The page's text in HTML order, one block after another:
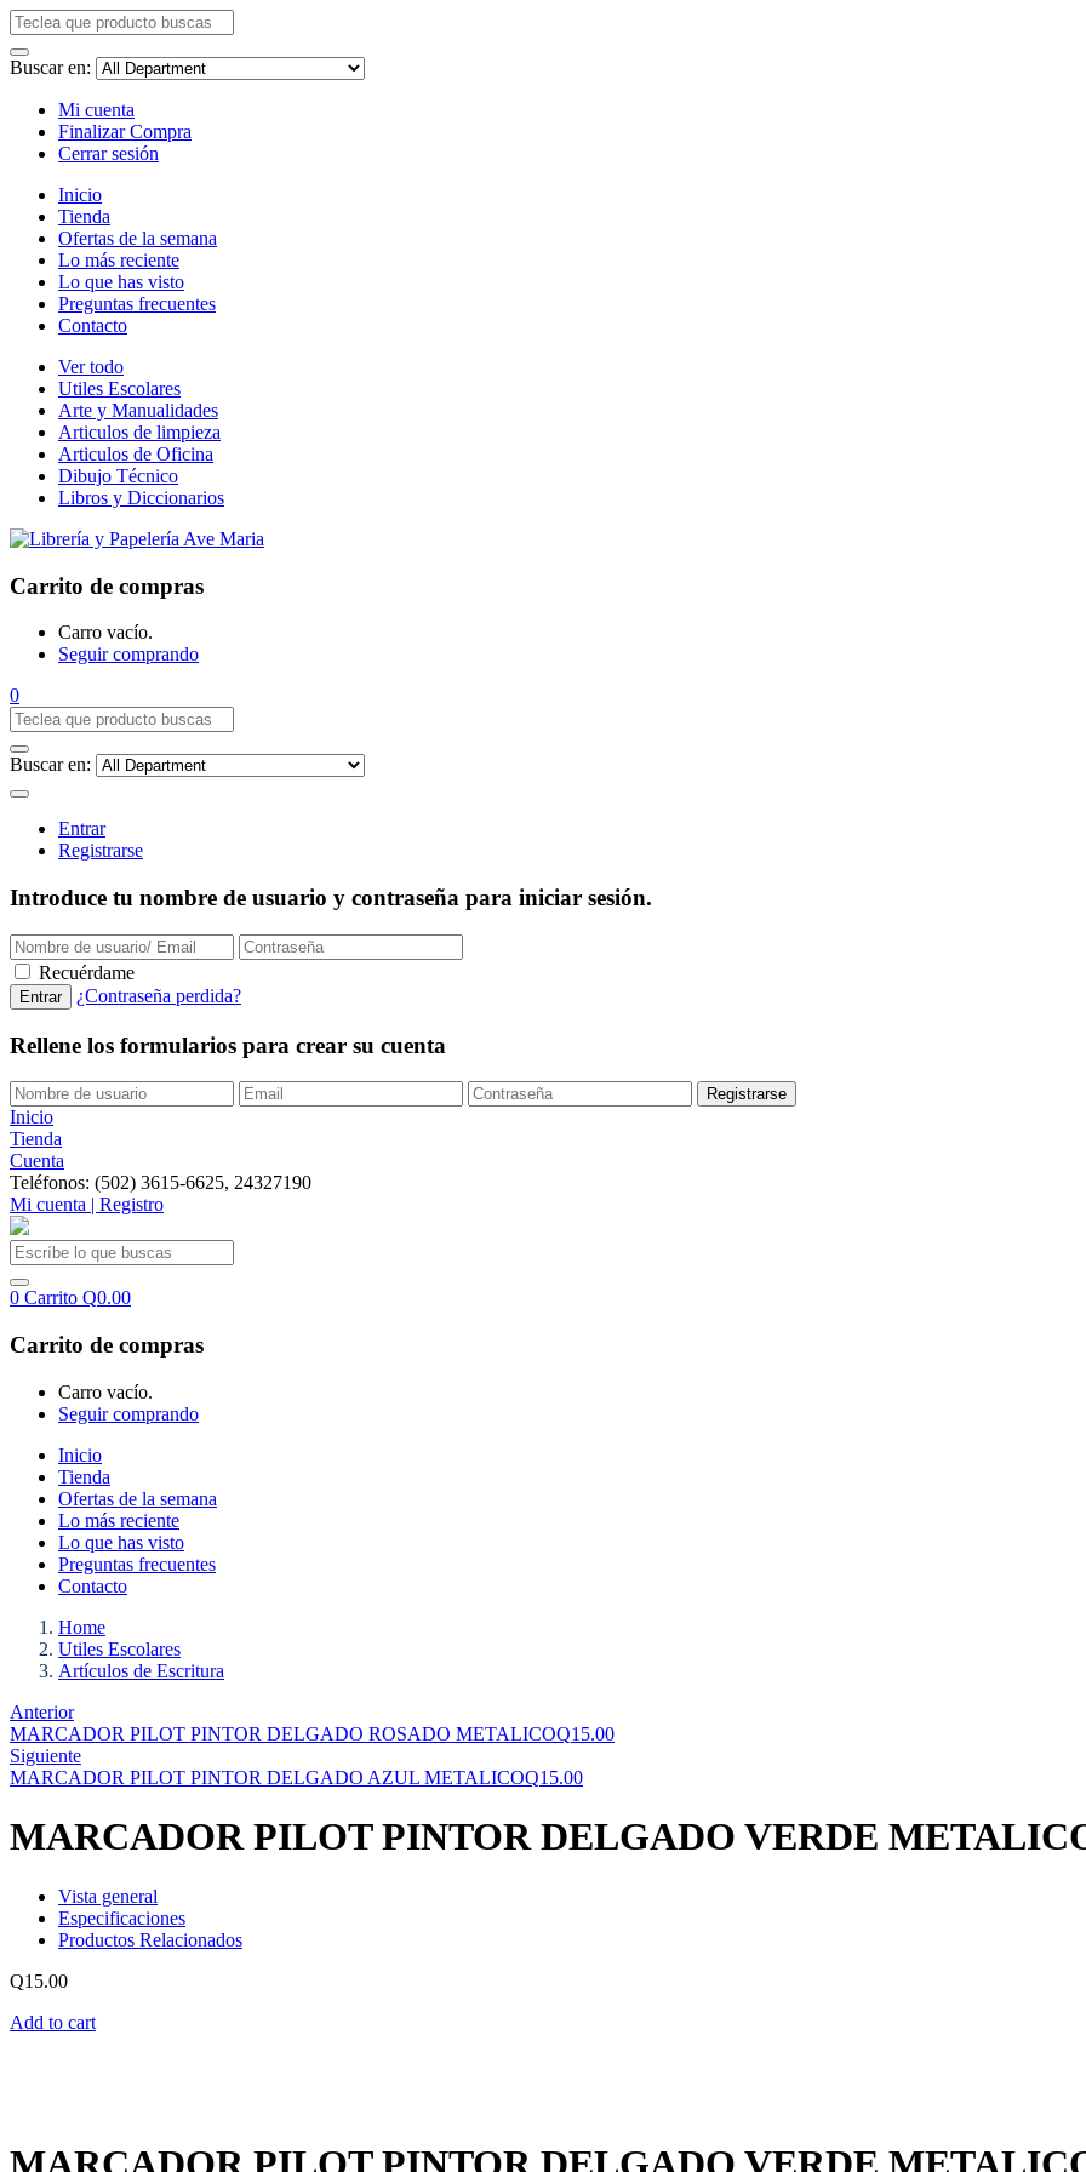
Buscar en:
Mi cuenta
Finalizar Compra
Cerrar sesión
Inicio
Tienda
Ofertas de la semana
Lo más reciente
Lo que has visto
Preguntas frecuentes
Contacto
Ver todo
Utiles Escolares
Arte y Manualidades
Articulos de limpieza
Articulos de Oficina
Dibujo Técnico
Libros y Diccionarios
Carrito de compras
Carro vacío.
Seguir comprando
0
Buscar en:
Entrar
Registrarse
Introduce tu nombre de usuario y contraseña para iniciar sesión.
Recuérdame
¿Contraseña perdida?
Rellene los formularios para crear su cuenta
Inicio
Tienda
Cuenta
Teléfonos: (502) 3615-6625, 24327190
Mi cuenta | Registro
0 Carrito Q0.00
Carrito de compras
Carro vacío.
Seguir comprando
Inicio
Tienda
Ofertas de la semana
Lo más reciente
Lo que has visto
Preguntas frecuentes
Contacto
Home
Utiles Escolares
Artículos de Escritura
Anterior
MARCADOR PILOT PINTOR DELGADO ROSADO METALICOQ15.00
Siguiente
MARCADOR PILOT PINTOR DELGADO AZUL METALICOQ15.00
MARCADOR PILOT PINTOR DELGADO VERDE
Vista general
Especificaciones
Productos Relacionados
Q15.00
Add to cart